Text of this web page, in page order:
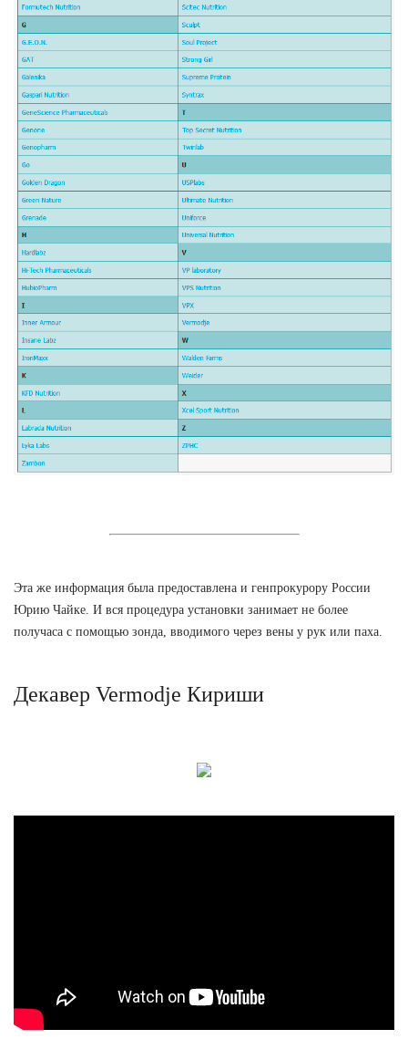
Эта же информация была предоставлена и генпрокурору России
Юрию Чайке. И вся процедура установки занимает не более
получаса с помощью зонда, вводимого через вены у рук или паха.
Декавер Vermodje Кириши